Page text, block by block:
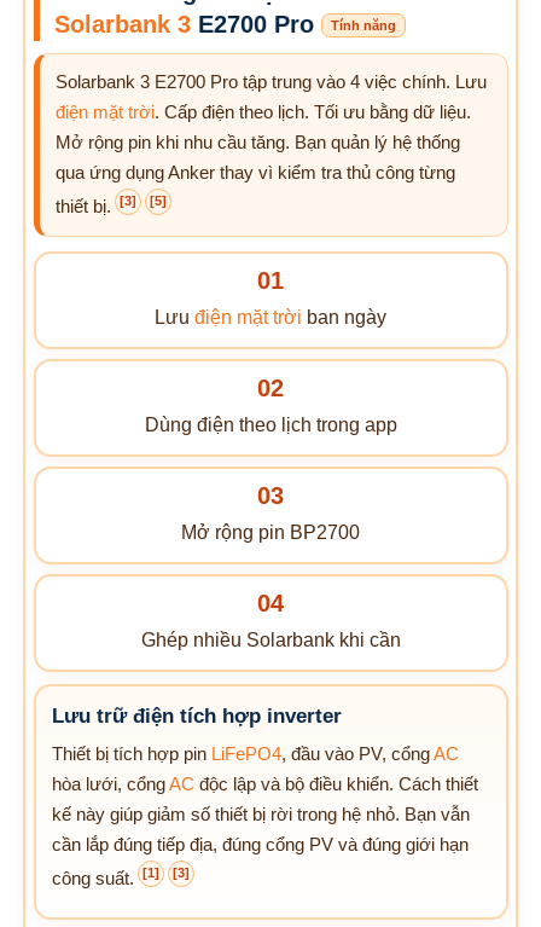
Solarbank 3E2700 Pro Tính năng
Solarbank 3 E2700 Pro tập trung vào 4 việc chính. Lưu
điện mặt trời. Cấp điện theo lịch. Tối ưu bằng dữ liệu.
Mở rộng pin khi nhu cầu tăng. Bạn quản lý hệ thống
qua ứng dụng Anker thay vì kiểm tra thủ công từng
thiết bị.
[3] [5]
01
Lưu điện mặt trời ban ngày
02
Dùng điện theo lịch trong app
03
Mở rộng pin BP2700
04
Ghép nhiều Solarbank khi cần
Lưu trữ điện tích hợp inverter
Thiết bị tích hợp pin LiFePO4, đầu vào PV, cổngAC
hòa lưới, cổngAC độc lập và bộ điều khiển. Cách thiết
kế này giúp giảm số thiết bị rời trong hệ nhỏ. Bạn vẫn
cần lắp đúng tiếp địa, đúng cổng PV và đúng giới hạn
công suất.
[1] [3]